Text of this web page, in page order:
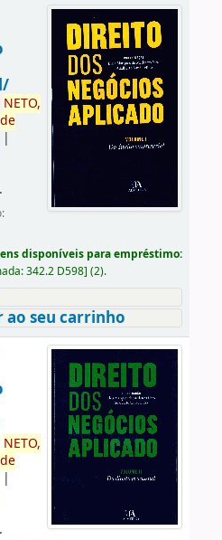
NETO,
de
|
.
disponíveis para empréstimo:
342.2 D598] (2).
ao seu carrinho
NETO,
de
|
.